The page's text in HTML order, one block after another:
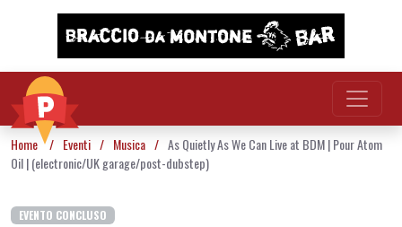
Vai al contenuto
Home / Eventi / Musica / As Quietly As We Can Live at BDM | Pour Atom
Oil | (electronic/UK garage/post-dubstep)
EVENTO CONCLUSO